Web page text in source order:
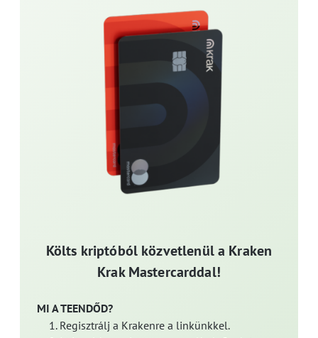
Költs kriptóból közvetlenül a Kraken
Krak Mastercarddal!
MI A TEENDŐD?
Regisztrálj a Krakenre a linkünkkel.